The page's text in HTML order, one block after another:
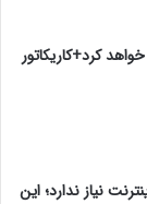
کرد+کاریکاتور
نیاز ندارد؛ این